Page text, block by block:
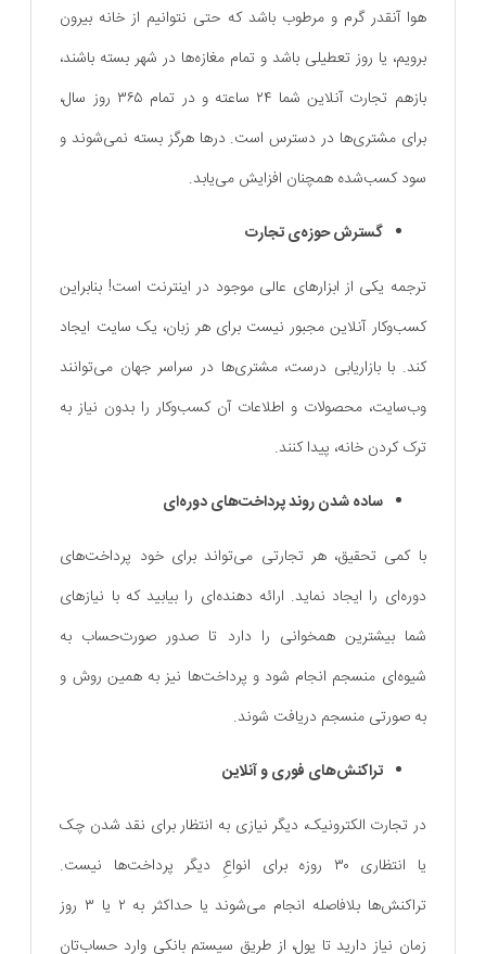
هوا آنقدر گرم و مرطوب باشد که حتی نتوانیم از خانه بیرون
برویم، یا روز تعطیلی باشد و تمام مغازه‌ها در شهر بسته باشند،
بازهم تجارت آنلاین شما ۲۴ ساعته و در تمام ۳۶۵ روز سال،
برای مشتری‌ها در دسترس است. درها هرگز بسته نمی‌شوند و
سود کسب‌شده همچنان افزایش می‌یابد.
گسترش حوزه‌ی تجارت
ترجمه یکی از ابزارهای عالی موجود در اینترنت است! بنابراین
کسب‌و‌کار آنلاین مجبور نیست برای هر زبان، یک سایت ایجاد
کند. با بازاریابی درست، مشتری‌ها در سراسر جهان می‌توانند
وب‌سایت، محصولات و اطلاعات آن کسب‌و‌کار را بدون نیاز به
ترک کردن خانه، پیدا کنند.
ساده شدن روند پرداخت‌های دوره‌ای
با کمی تحقیق، هر تجارتی می‌تواند برای خود پرداخت‌های
دوره‌ای را ایجاد نماید. ارا‌ئه‌ دهنده‌ای را بیابید که با نیازهای
شما بیشترین همخوانی را دارد تا صدور صورت‌حساب به
شیوه‌ای منسجم انجام شود و پرداخت‌ها نیز به همین روش و
به صورتی منسجم دریافت شوند.
تراکنش‌های فوری و آنلاین
در تجارت الکترونیک، دیگر نیازی به انتظار برای نقد شدن چک
یا انتظاری ۳۰ روزه برای انواعِ دیگر پرداخت‌ها نیست.
تراکنش‌ها بلافاصله انجام می‌شوند یا حداکثر به ۲ یا ۳ روز
زمان نیاز دارید تا پول، از طریق سیستم بانکی وارد حساب‌تان